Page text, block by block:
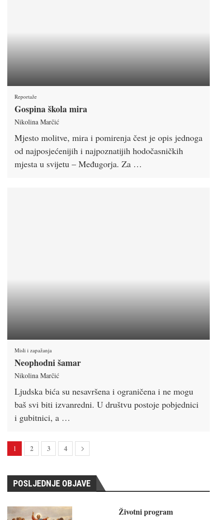
Reportaže
Gospina škola mira
Nikolina Marčić
Mjesto molitve, mira i pomirenja čest je opis jednoga
od najposjećenijih i najpoznatijih hodočasničkih
mjesta u svijetu – Međugorja. Za …
Misli i zapažanja
Neophodni šamar
Nikolina Marčić
Ljudska bića su nesavršena i ograničena i ne mogu
baš svi biti izvanredni. U društvu postoje pobjednici
i gubitnici, a …
1 2 3 4
POSLJEDNJE OBJAVE
Životni program